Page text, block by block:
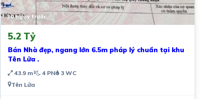
30 ngày trước
5.2 Tỷ
Bán Nhà đẹp, ngang lớn 6.5m pháp lý chuẩn tại khu
Tên Lửa .
43.9 m² 4 PN 3 WC
Tên Lửa